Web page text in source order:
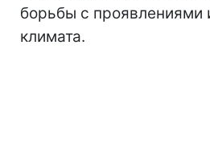
борьбы с проявлениями
климата.